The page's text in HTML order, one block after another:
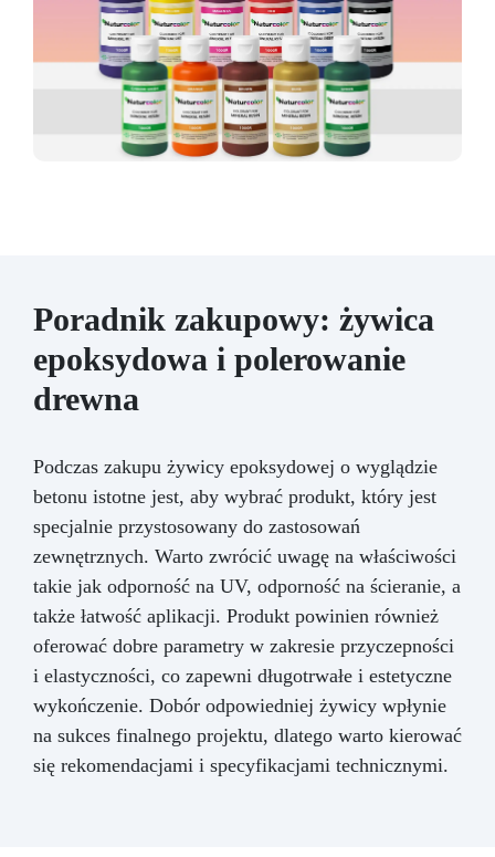
Poradnik zakupowy: żywica
epoksydowa i polerowanie
drewna
Podczas zakupu żywicy epoksydowej o wyglądzie
betonu istotne jest, aby wybrać produkt, który jest
specjalnie przystosowany do zastosowań
zewnętrznych. Warto zwrócić uwagę na właściwości
takie jak odporność na UV, odporność na ścieranie, a
także łatwość aplikacji. Produkt powinien również
oferować dobre parametry w zakresie przyczepności
i elastyczności, co zapewni długotrwałe i estetyczne
wykończenie. Dobór odpowiedniej żywicy wpłynie
na sukces finalnego projektu, dlatego warto kierować
się rekomendacjami i specyfikacjami technicznymi.